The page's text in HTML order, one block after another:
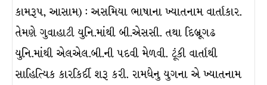
કામરૂપ, આસામ) : અસમિયા ભાષાના ખ્યાતનામ વાર્તાકાર.
તેમણે ગુવાહાટી યુનિ.માંથી બી.એસસી. તથા દિબ્રૂગઢ
યુનિ.માંથી એલએલ.બી.ની પદવી મેળવી. ટૂંકી વાર્તાથી
સાહિત્યિક કારકિર્દી શરૂ કરી. રામધેનુ યુગના એ ખ્યાતનામ